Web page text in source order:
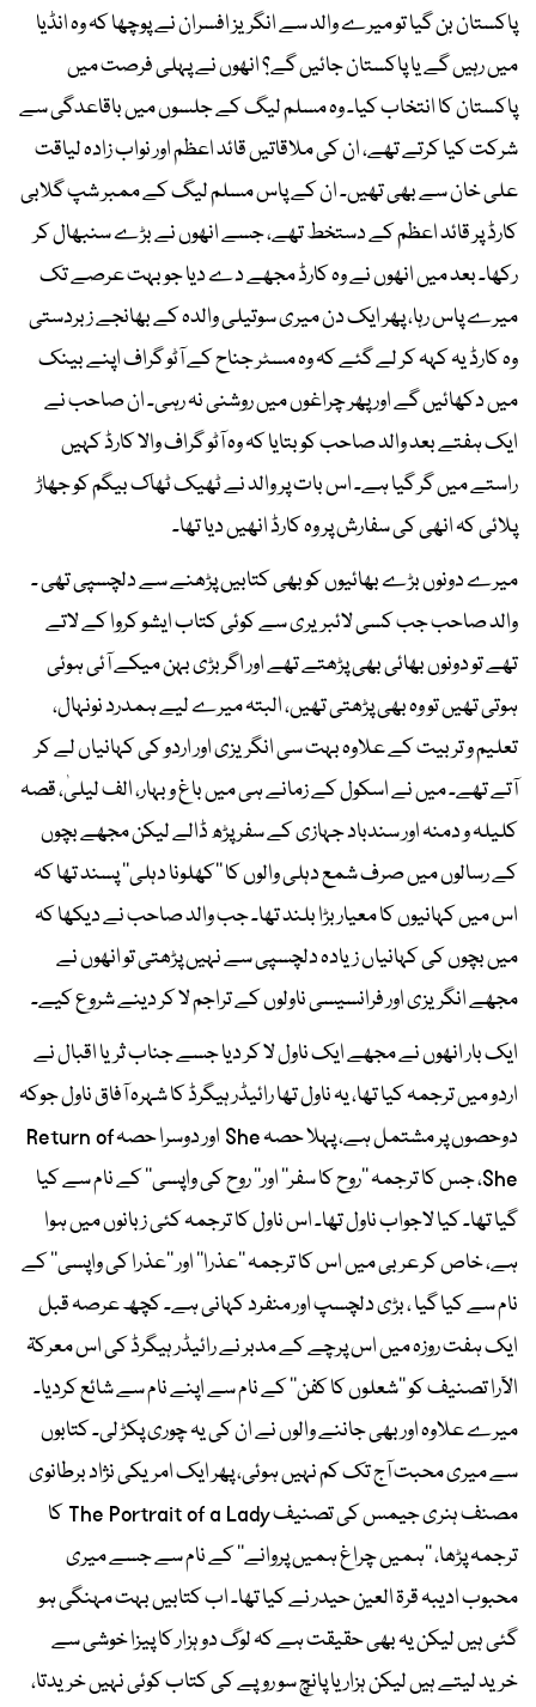
پاکستان بن گیا تو میرے والد سے انگریز افسران نے پوچھا کہ وہ انڈیا
میں رہیں گے یا پاکستان جائیں گے؟ انھوں نے پہلی فرصت میں
پاکستان کا انتخاب کیا۔ وہ مسلم لیگ کے جلسوں میں باقاعدگی سے
شرکت کیا کرتے تھے، ان کی ملاقاتیں قائد اعظم اور نواب زادہ لیاقت
علی خان سے بھی تھیں۔ ان کے پاس مسلم لیگ کے ممبر شپ گلابی
کارڈ پر قائد اعظم کے دستخط تھے، جسے انھوں نے بڑے سنبھال کر
رکھا۔ بعد میں انھوں نے وہ کارڈ مجھے دے دیا جو بہت عرصے تک
میرے پاس رہا، پھر ایک دن میری سوتیلی والدہ کے بھانجے زبردستی
وہ کارڈ یہ کہہ کر لے گئے کہ وہ مسٹر جناح کے آٹو گراف اپنے بینک
میں دکھائیں گے اور پھر چراغوں میں روشنی نہ رہی۔ ان صاحب نے
ایک ہفتے بعد والد صاحب کو بتایا کہ وہ آٹو گراف والا کارڈ کہیں
راستے میں گر گیا ہے۔ اس بات پر والد نے ٹھیک ٹھاک بیگم کو جھاڑ
پلائی کہ انھی کی سفارش پر وہ کارڈ انھیں دیا تھا۔
میرے دونوں بڑے بھائیوں کو بھی کتابیں پڑھنے سے دلچسپی تھی ۔
والد صاحب جب کسی لائبریری سے کوئی کتاب ایشو کروا کے لاتے
تھے تو دونوں بھائی بھی پڑھتے تھے اور اگر بڑی بہن میکے آئی ہوئی
ہوتی تھیں تو وہ بھی پڑھتی تھیں، البتہ میرے لیے ہمدرد نونہال،
تعلیم و تربیت کے علاوہ بہت سی انگریزی اور اردو کی کہانیاں لے کر
آتے تھے۔ میں نے اسکول کے زمانے ہی میں باغ و بہار، الف لیلیٰ، قصہ
کلیلہ و دمنہ اور سندباد جہازی کے سفر پڑھ ڈالے لیکن مجھے بچوں
کے رسالوں میں صرف شمع دہلی والوں کا ’’کھلونا دہلی‘‘ پسند تھا کہ
اس میں کہانیوں کا معیار بڑا بلند تھا۔ جب والد صاحب نے دیکھا کہ
میں بچوں کی کہانیاں زیادہ دلچسپی سے نہیں پڑھتی تو انھوں نے
مجھے انگریزی اور فرانسیسی ناولوں کے تراجم لا کر دینے شروع کیے۔
ایک بار انھوں نے مجھے ایک ناول لا کر دیا جسے جناب ثریا اقبال نے
اردو میں ترجمہ کیا تھا، یہ ناول تھا رائیڈر ہیگرڈ کا شہرہ آفاق ناول جوکہ
دوحصوں پر مشتمل ہے، پہلا حصہ She اور دوسرا حصہ Return of
She، جس کا ترجمہ ’’روح کا سفر‘‘ اور’’ روح کی واپسی‘‘ کے نام سے کیا
گیا تھا۔ کیا لاجواب ناول تھا۔ اس ناول کا ترجمہ کئی زبانوں میں ہوا
ہے، خاص کر عربی میں اس کا ترجمہ ’’عذرا‘‘ اور ’’عذرا کی واپسی‘‘ کے
نام سے کیا گیا ، بڑی دلچسپ اور منفرد کہانی ہے۔ کچھ عرصہ قبل
ایک ہفت روزہ میں اس پرچے کے مدبر نے رائیڈر ہیگرڈ کی اس معرکۃ
الآرا تصنیف کو ’’شعلوں کا کفن‘‘ کے نام سے اپنے نام سے شائع کردیا۔
میرے علاوہ اور بھی جاننے والوں نے ان کی یہ چوری پکڑ لی۔ کتابوں
سے میری محبت آج تک کم نہیں ہوئی، پھر ایک امریکی نژاد برطانوی
مصنف ہنری جیمس کی تصنیف The Portrait of a Lady کا
ترجمہ پڑھا، ’’ہمیں چراغ ہمیں پروانے‘‘ کے نام سے جسے میری
محبوب ادیبہ قرۃ العین حیدر نے کیا تھا۔ اب کتابیں بہت مہنگی ہو
گئی ہیں لیکن یہ بھی حقیقت ہے کہ لوگ دو ہزار کا پیزا خوشی سے
خرید لیتے ہیں لیکن ہزار یا پانچ سو روپے کی کتاب کوئی نہیں خریدتا،